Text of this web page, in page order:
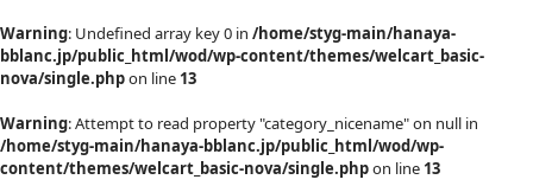
Warning: Undefined array key 0 in /home/styg-main/hanaya-
bblanc.jp/public_html/wod/wp-content/themes/welcart_basic-
nova/single.phpon line 13
Warning: Attempt to read property "category_nicename" on null in
/home/styg-main/hanaya-bblanc.jp/public_html/wod/wp-
content/themes/welcart_basic-nova/single.phpon line 13